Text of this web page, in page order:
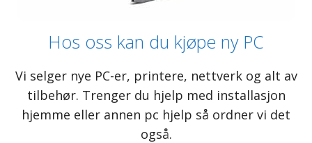
Hos oss kan du kjøpe ny PC
Vi selger nye PC-er, printere, nettverk og alt av
tilbehør. Trenger du hjelp med installasjon
hjemme eller annen pc hjelp så ordner vi det
også.